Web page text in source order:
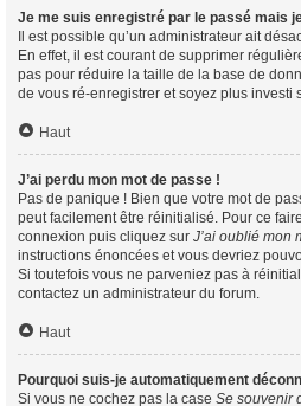
Je me suis enregistré par le passé mais
Il est possible qu’un administrateur ait
En effet, il est courant de supprimer
pas pour réduire la taille de la base de
de vous ré-enregistrer et soyez plus investi
Haut
J’ai perdu mon mot de passe !
Pas de panique ! Bien que votre mot de
peut facilement être réinitialisé. Pour ce
connexion puis cliquez sur J’ai oublié mon
instructions énoncées et vous devriez
Si toutefois vous ne parveniez pas à
contactez un administrateur du forum.
Haut
Pourquoi suis-je automatiquement
Si vous ne cochez pas la case Se souvenir